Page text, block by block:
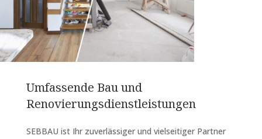
Umfassende Bau und
Renovierungsdienstleistungen
SEBBAU ist Ihr zuverlässiger und vielseitiger Partner